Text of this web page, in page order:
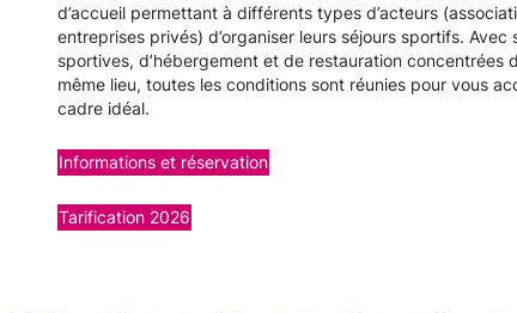
d’accueil permettant à différents types d’acteurs
entreprises privés) d’organiser leurs séjours sportifs. Avec
sportives, d’hébergement et de restauration concentrées
même lieu, toutes les conditions sont réunies pour vous
cadre idéal.
Informations et réservation
Tarification 2026